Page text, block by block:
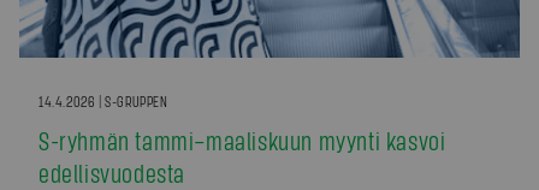
14.4.2026 | S-GRUPPEN
S-ryhmän tammi–maaliskuun myynti kasvoi
edellisvuodesta